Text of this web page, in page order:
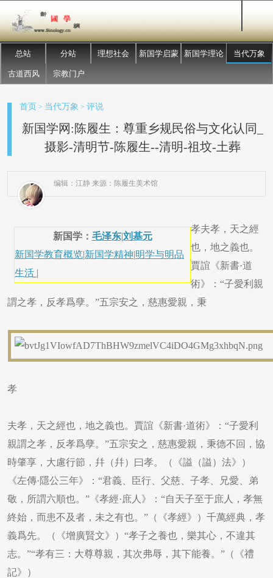
总站 分站 理想社会 新国学启蒙 新国学理论 当代万象
古道西风 宗教门户
首页 > 当代万象 > 评说
新国学网:陈履生：尊重乡规民俗与文化认同_
摄影-清明节-陈履生--清明-祖坟-土葬
编辑：江静 来源：陈履生美术馆
新国学： 毛泽东|刘基元
新国学教育概览|新国学精神|明学与明品
生活 |
孝夫孝，天之經
也，地之義也。
賈誼《新書·道
術》：“子愛利親
謂之孝，反孝爲孽。”五宗安之，慈惠愛親，秉
孝
夫孝，天之經也，地之義也。賈誼《新書·道術》：“子愛利
親謂之孝，反孝爲孽。”五宗安之，慈惠愛親，秉德不回，協
時肇享，大慮行節，幷（幷）曰孝。（《謚（謚）法》）
《左傳·隱公三年》：“君義、臣行、父慈、子孝、兄愛、弟
敬，所謂六順也。”《孝經·庶人》：“自天子至于庶人，孝無
終始，而患不及者，未之有也。”（《孝經》）千萬經典，孝
義爲先。（《增廣賢文》）“孝子之養也，樂其心，不違其
志。”“孝有三：大尊尊親，其次弗辱，其下能養。”（《禮
記》）